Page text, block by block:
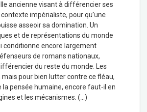
ancienne visant à différencier ses
impérialiste, pour qu’une
asseoir sa domination. Un
et de représentations du monde
conditionne encore largement
de romans nationaux,
du reste du monde. Les
pour bien lutter contre ce fléau,
la pensée humaine, encore faut-il en
et les mécanismes. (…)